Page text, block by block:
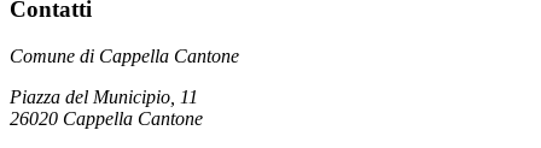
Contatti
Comune di Cappella Cantone
Piazza del Municipio, 11
26020 Cappella Cantone